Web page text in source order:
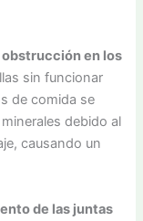
obstrucción en los
sin funcionar
de comida se
debido al
causando un
de las juntas